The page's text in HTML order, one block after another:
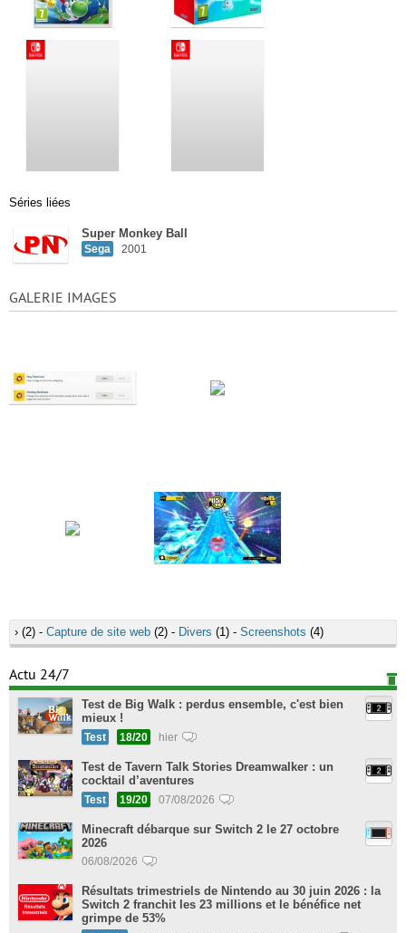
Séries liées
Super Monkey Ball
Sega 2001
GALERIE IMAGES
› (2) - Capture de site web (2) - Divers (1) - Screenshots (4)
Actu 24/7
Test de Big Walk : perdus ensemble, c'est bien
mieux !
Test 18/20 hier
Test de Tavern Talk Stories Dreamwalker : un
cocktail d’aventures
Test 19/20 07/08/2026
Minecraft débarque sur Switch 2 le 27 octobre
2026
06/08/2026
Résultats trimestriels de Nintendo au 30 juin 2026 : la
Switch 2 franchit les 23 millions et le bénéfice net
grimpe de 53%